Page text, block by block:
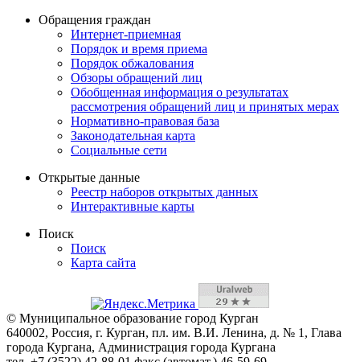
Обращения граждан
Интернет-приемная
Порядок и время приема
Порядок обжалования
Обзоры обращений лиц
Обобщенная информация о результатах
рассмотрения обращений лиц и принятых мерах
Нормативно-правовая база
Законодательная карта
Социальные сети
Открытые данные
Реестр наборов открытых данных
Интерактивные карты
Поиск
Поиск
Карта сайта
© Муниципальное образование город Курган
640002, Россия, г. Курган, пл. им. В.И. Ленина, д. № 1, Глава
города Кургана, Администрация города Кургана